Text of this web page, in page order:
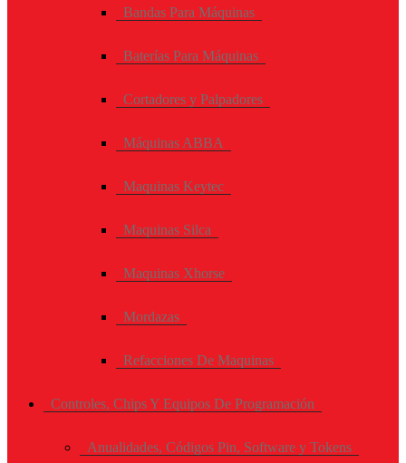
Bandas Para Máquinas
Baterías Para Máquinas
Cortadores y Palpadores
Máquinas ABBA
Maquinas Keytec
Maquinas Silca
Maquinas Xhorse
Mordazas
Refacciones De Maquinas
Controles, Chips Y Equipos De Programación
Anualidades, Códigos Pin, Software y Tokens